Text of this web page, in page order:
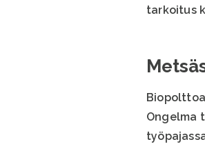
tarkoitus
Ongelma